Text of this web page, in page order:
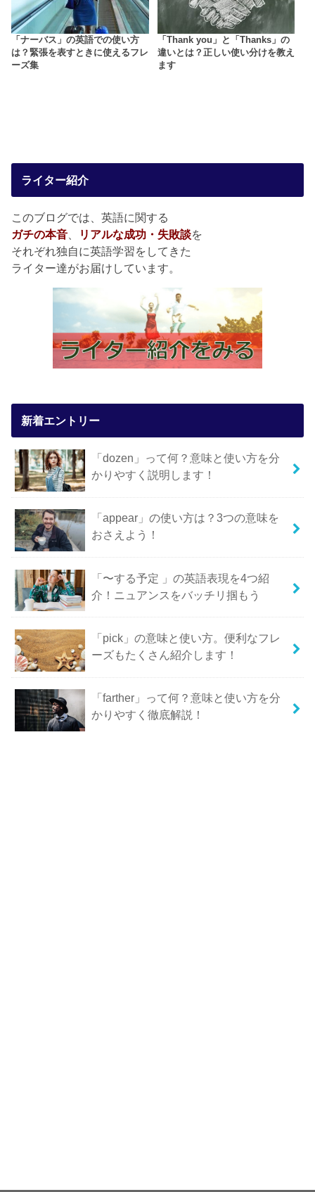
「ナーバス」の英語での使い方
は？緊張を表すときに使えるフレ
ーズ集
「Thank you」と「Thanks」の
違いとは？正しい使い分けを教え
ます
ライター紹介
このブログでは、英語に関する
ガチの本音
リアルな成功・失敗談を
それぞれ独自に英語学習をしてきた
ライター達がお届けしています。
新着エントリー
「dozen」って何？意味と使い方を分
かりやすく説明します！
「appear」の使い方は？3つの意味を
おさえよう！
「〜する予定 」の英語表現を4つ紹
介！ニュアンスをバッチリ掴もう
「pick」の意味と使い方。便利なフレ
ーズもたくさん紹介します！
「farther」って何？意味と使い方を分
かりやすく徹底解説！